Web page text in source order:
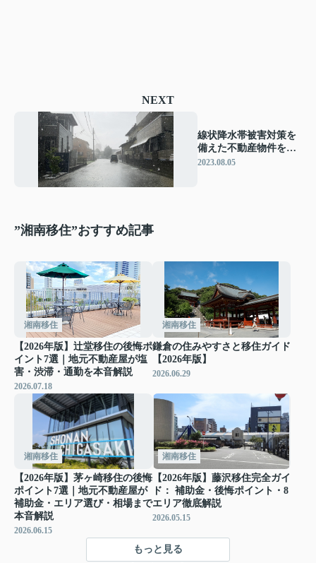
NEXT
線状降水帯被害対策を
備えた不動産物件を探
すための方法
2023.08.05
”湘南移住”おすすめ記事
湘南移住
【2026年版】辻堂移住の後悔ポ
イント7選｜地元不動産屋が塩
害・渋滞・通勤を本音解説
2026.07.18
湘南移住
鎌倉の住みやすさと移住ガイド
【2026年版】
2026.06.29
湘南移住
【2026年版】茅ヶ崎移住の後悔
ポイント7選｜地元不動産屋が
補助金・エリア選び・相場まで
本音解説
2026.06.15
湘南移住
【2026年版】藤沢移住完全ガイ
ド： 補助金・後悔ポイント・8
エリア徹底解説
2026.05.15
もっと見る